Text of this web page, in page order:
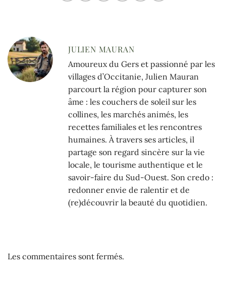
JULIEN MAURAN
Amoureux du Gers et passionné par les
villages d’Occitanie, Julien Mauran
parcourt la région pour capturer son
âme : les couchers de soleil sur les
collines, les marchés animés, les
recettes familiales et les rencontres
humaines. À travers ses articles, il
partage son regard sincère sur la vie
locale, le tourisme authentique et le
savoir-faire du Sud-Ouest. Son credo :
redonner envie de ralentir et de
(re)découvrir la beauté du quotidien.
Les commentaires sont fermés.